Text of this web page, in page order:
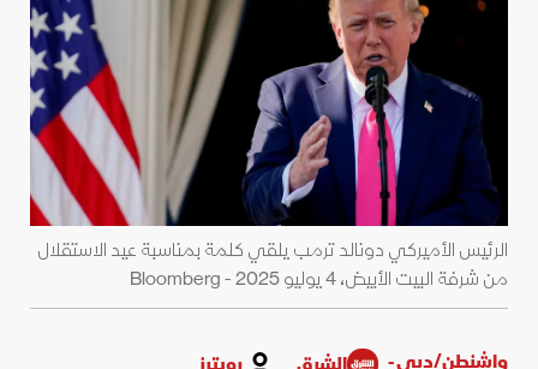
الرئيس الأميركي دونالد ترمب يلقي كلمة بمناسبة عيد الاستقلال
من شرفة البيت الأبيض، 4 يوليو 2025 - Bloomberg
واشنطن/دبي -